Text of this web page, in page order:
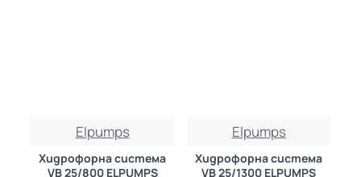
Elpumps
Хидрофорна система
VB 25/800 ELPUMPS
Elpumps
Хидрофорна система
VB 25/1300 ELPUMPS